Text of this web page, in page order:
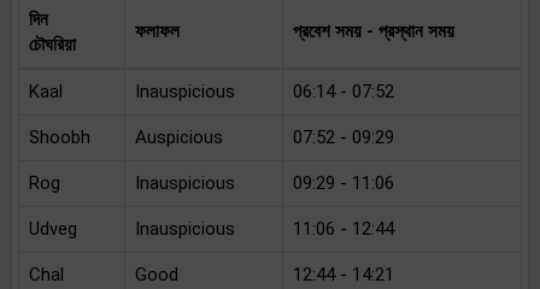
দিন
চৌঘরিয়া
ফলাফল প্রবেশ সময় - প্রস্থান সময়
Kaal Inauspicious 06:14 - 07:52
Shoobh Auspicious 07:52 - 09:29
Rog Inauspicious 09:29 - 11:06
Udveg Inauspicious 11:06 - 12:44
Chal Good 12:44 - 14:21